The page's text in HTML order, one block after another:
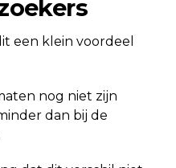
een klein voordeel
nog niet zijn
dan bij de